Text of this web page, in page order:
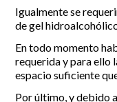
Instalaciones
Club de
La Iglesia
La Ermita
Parque
Parque
Galería
Centros
Iglesia de
La Ermita
Parques
Buscar:
Igualmente se
de gel
En todo momento
requerida y para ello
espacio suficiente
Por último, y debido